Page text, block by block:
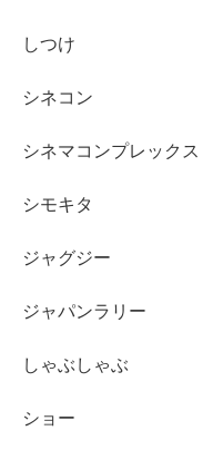
しつけ
シネコン
シネマコンプレックス
シモキタ
ジャグジー
ジャパンラリー
しゃぶしゃぶ
ショー